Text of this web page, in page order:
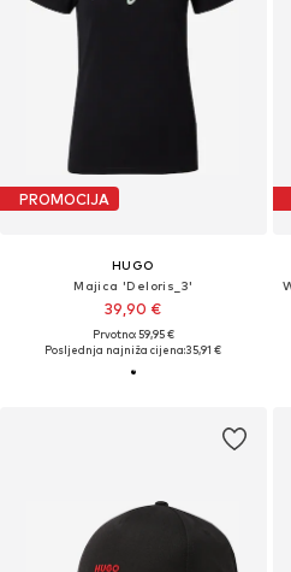
PROMOCIJA
HUGO
Majica 'Deloris_3'
39,90 €
Prvotno: 59,95 €
Posljednja najniža cijena:35,91 €